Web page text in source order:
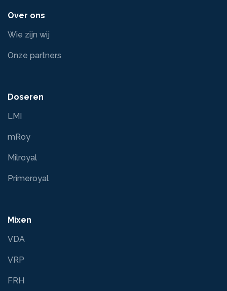
Over ons
Wie zijn wij
Onze partners
Doseren
LMI
mRoy
Milroyal
Primeroyal
Mixen
VDA
VRP
FRH